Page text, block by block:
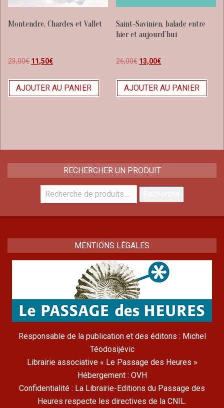
Montendre, Chardes et Vallet
23,00€ 11,50€
AJOUTER AU PANIER
Saint-Savinien, balade entre
hier et aujourd’hui
26,00€ 13,00€
AJOUTER AU PANIER
RECHERCHER UN PRODUIT
Recherche
pour :
MENTIONS LÉGALES
Responsable de la publication et des éditons : Michel
Téodosijévic
Librairie associative « Le Passage des Heures »
Hébergement : OVH
Confidentialité : La Librairie-Editions du Passage des
Heures respecte les directives de la CNIL.